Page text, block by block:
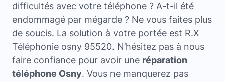
difficultés avec votre téléphone ? A-t-il été
endommagé par mégarde ? Ne vous faites plus
de soucis. La solution à votre portée est R.X
Téléphonie osny 95520. N’hésitez pas à nous
faire confiance pour avoir une réparation
téléphone Osny. Vous ne manquerez pas